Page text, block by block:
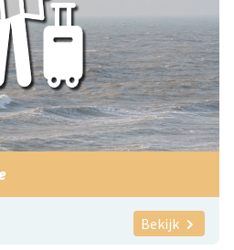
Bekijk